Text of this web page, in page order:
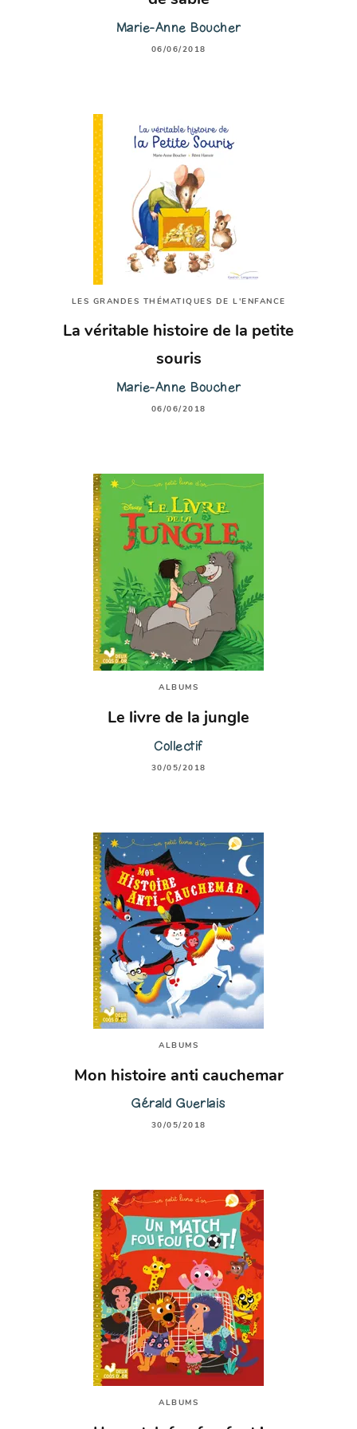
Marie-Anne Boucher
06/06/2018
LES GRANDES THÉMATIQUES DE L'ENFANCE
La véritable histoire de la petite
souris
Marie-Anne Boucher
06/06/2018
ALBUMS
Le livre de la jungle
Collectif
30/05/2018
ALBUMS
Mon histoire anti cauchemar
Gérald Guerlais
30/05/2018
ALBUMS